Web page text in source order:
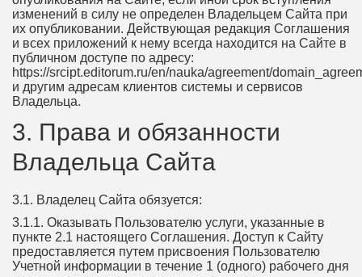
изменений в силу не определен Владельцем Сайта при
их опубликовании. Действующая редакция Соглашения
и всех приложений к нему всегда находится на Сайте в
публичном доступе по адресу:
https://srcipt.editorum.ru/en/nauka/agreement/
и другим адресам клиентов системы и сервисов
Владельца.
3. Права и обязанности
Владельца Сайта
3.1. Владелец Сайта обязуется:
3.1.1. Оказывать Пользователю услуги, указанные в
пункте 2.1 настоящего Соглашения. Доступ к Сайту
предоставляется путем присвоения Пользователю
Учетной информации в течение 1 (одного) рабочего дня